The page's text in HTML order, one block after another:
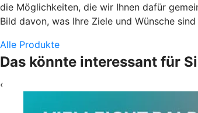
die Möglichkeiten, die wir Ihnen dafür
Bild davon, was Ihre Ziele und Wünsche
Alle Produkte
Das könnte interessant für
‹